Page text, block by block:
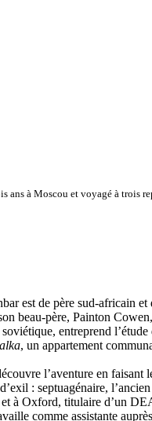
ans à Moscou et voyagé à trois
est de père sud-africain
beau-père, Painton
soviétique, entreprend
, un appartement
l’aventure en
: septuagénaire,
à Oxford, titulaire d’un
comme assistante